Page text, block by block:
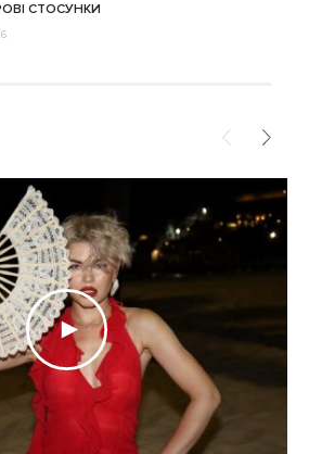
СТОСУНКИ